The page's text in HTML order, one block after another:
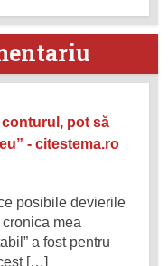
pot să
- citestema.ro
posibile devierile
mea
a fost pentru
[…]